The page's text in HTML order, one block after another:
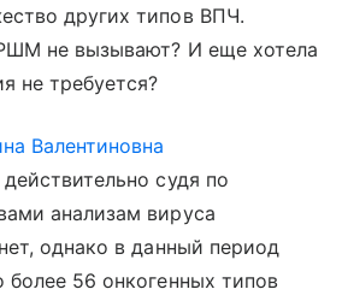
других типов ВПЧ.
не вызывают? И еще хотела
не требуется?
Валентиновна
судя по
анализам вируса
однако в данный период
более 56 онкогенных типов